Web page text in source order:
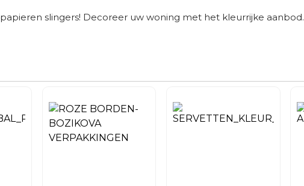
papieren slingers! Decoreer uw woning met het kleurrijke aanbod.